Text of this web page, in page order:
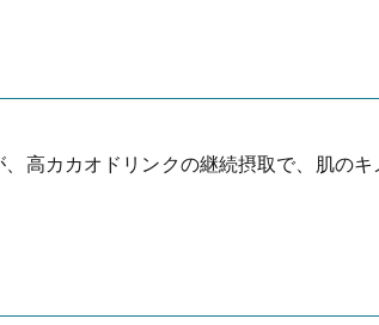
高カカオドリンクの継続摂取で、肌のキ